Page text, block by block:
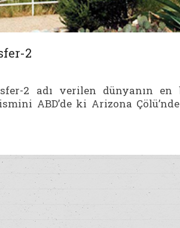
2
2 adı verilen dünyanın
ABD’de ki Arizona